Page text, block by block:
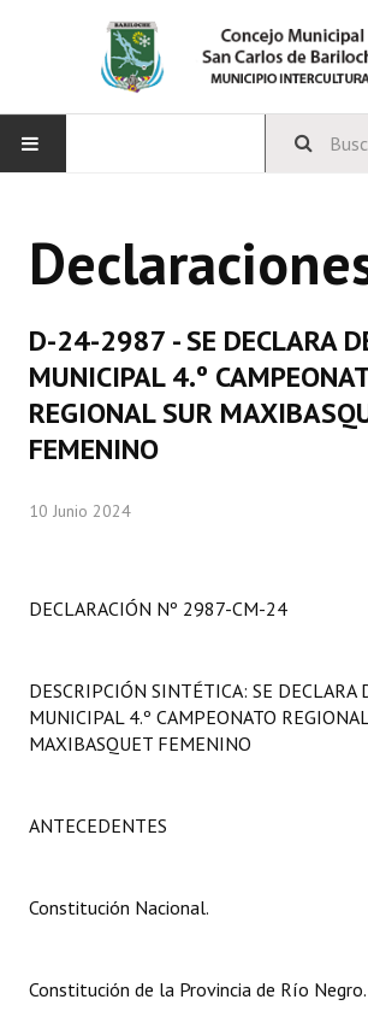
CONCEJO
Integrantes del Concejo
Comisiones Permanentes
Comisiones Especiales
Concejales Mandato Cumplido
LEGISLACIÓN
Constitución Provincial
Reglamento Interno
Organigrama
D-24-2987 - SE DECLARA
MUNICIPAL 4.º
REGIONAL SUR
FEMENINO
10 Junio 2024
DECLARACIÓN Nº 2987-CM-24
DESCRIPCIÓN SINTÉTICA: SE DECLARA
MUNICIPAL 4.º CAMPEONATO
MAXIBASQUET FEMENINO
ANTECEDENTES
Constitución Nacional.
Constitución de la Provincia de Río Negro.